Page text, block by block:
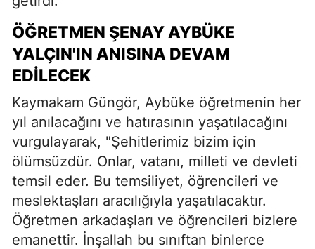
ÖĞRETMEN ŞENAY AYBÜKE
YALÇIN'IN ANISINA DEVAM
EDILECEK
Kaymakam Güngör, Aybüke öğretmenin her
yıl anılacağını ve hatırasının yaşatılacağını
vurgulayarak, "Şehitlerimiz bizim için
ölümsüzdür. Onlar, vatanı, milleti ve devleti
temsil eder. Bu temsiliyet, öğrencileri ve
meslektaşları aracılığıyla yaşatılacaktır.
Öğretmen arkadaşları ve öğrencileri bizlere
emanettir. İnşallah bu sınıftan binlerce